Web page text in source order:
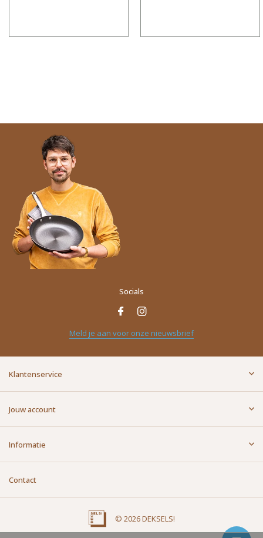
Socials
Meld je aan voor onze nieuwsbrief
Klantenservice
Jouw account
Informatie
Contact
© 2026 DEKSELS!